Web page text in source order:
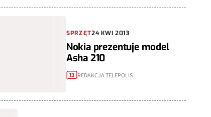
SPRZĘT24 KWI 2013
Nokia prezentuje model
Asha 210
13 REDAKCJA TELEPOLIS